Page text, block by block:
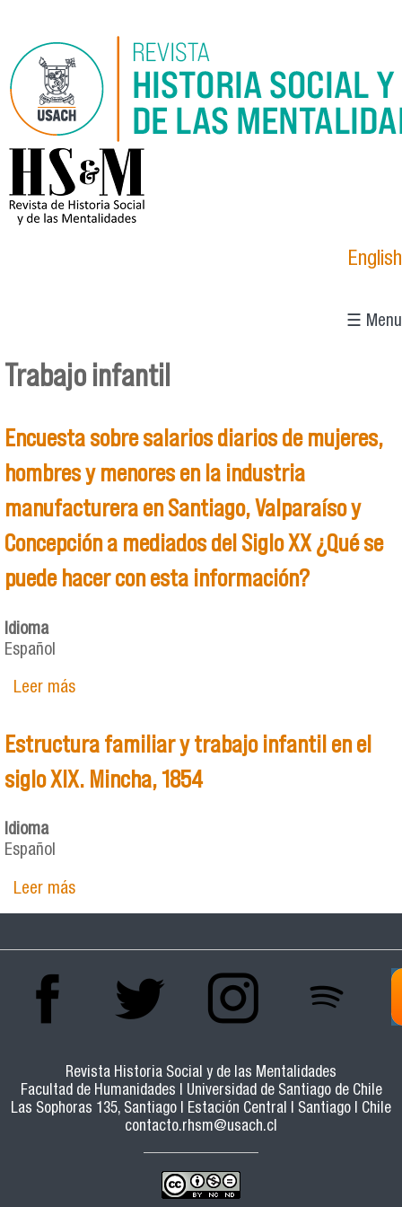
logo_hsm_2021.png
English
☰ Menu
Se encuentra usted aquí
Trabajo infantil
Encuesta sobre salarios diarios de mujeres,
hombres y menores en la industria
manufacturera en Santiago, Valparaíso y
Concepción a mediados del Siglo XX ¿Qué se
puede hacer con esta información?
Idioma
Español
Leer mássobre Encuesta sobre salarios diarios de
manufacturera en Santiago, Valparaíso y
Concepción a mediados del Siglo XX ¿Qué se
puede hacer con esta información?
Estructura familiar y trabajo infantil en el
siglo XIX. Mincha, 1854
Idioma
Español
Leer mássobre Estructura familiar y trabajo infantil en el
siglo XIX. Mincha, 1854
Revista Historia Social y de las Mentalidades
Facultad de Humanidades | Universidad de Santiago de Chile
Las Sophoras 135, Santiago | Estación Central | Santiago | Chile
contacto.rhsm@usach.cl